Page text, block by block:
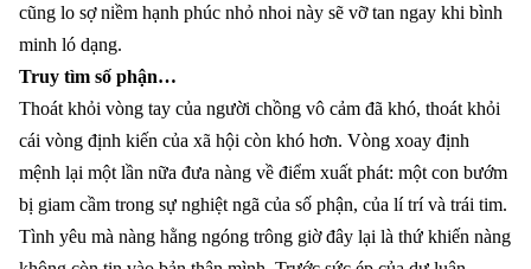
cũng lo sợ niềm hạnh phúc nhỏ nhoi này sẽ vỡ tan ngay khi bình
minh ló dạng.
Truy tìm số phận…
Thoát khỏi vòng tay của người chồng vô cảm đã khó, thoát khỏi
cái vòng định kiến của xã hội còn khó hơn. Vòng xoay định
mệnh lại một lần nữa đưa nàng về điểm xuất phát: một con bướm
bị giam cầm trong sự nghiệt ngã của số phận, của lí trí và trái tim.
Tình yêu mà nàng hằng ngóng trông giờ đây lại là thứ khiến nàng